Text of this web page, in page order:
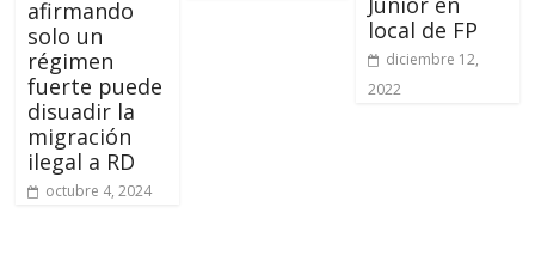
afirmando
solo un
régimen
fuerte puede
disuadir la
migración
ilegal a RD
octubre 4, 2024
local de FP
diciembre 12,
2022